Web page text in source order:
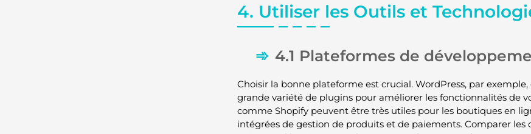
4. Utiliser les Outils et
4.1 Plateformes de
Choisir la bonne plateforme est crucial. WordPress, par
grande variété de plugins pour améliorer les fonctionnalités de
comme Shopify peuvent être très utiles pour les boutiques en
intégrées de gestion de produits et de paiements. Comparer les